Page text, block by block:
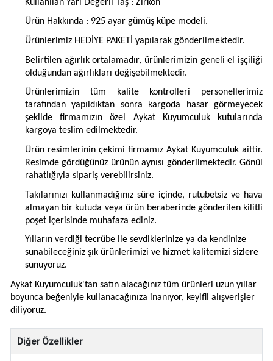
Kullanılan Yarı Değerli Taş : Zirkon
Ürün Hakkında : 925 ayar gümüş küpe modeli.
Ürünlerimiz HEDİYE PAKETİ yapılarak gönderilmektedir.
Belirtilen ağırlık ortalamadır, ürünlerimizin geneli el işçiliği
olduğundan ağırlıkları değişebilmektedir.
Ürünlerimizin tüm kalite kontrolleri personellerimiz
tarafından yapıldıktan sonra kargoda hasar görmeyecek
şekilde firmamızın özel Aykat Kuyumculuk kutularında
kargoya teslim edilmektedir.
Ürün resimlerinin çekimi firmamız Aykat Kuyumculuk aittir.
Resimde gördüğünüz ürünün aynısı gönderilmektedir. Gönül
rahatlığıyla sipariş verebilirsiniz.
Takılarınızı kullanmadığınız süre içinde, rutubetsiz ve hava
almayan bir kutuda veya ürün beraberinde gönderilen kilitli
poşet içerisinde muhafaza ediniz.
Yılların verdiği tecrübe ile sevdiklerinize ya da kendinize
sunabileceğiniz şık ürünlerimizi ve hizmet kalitemizi sizlere
sunuyoruz.
Aykat Kuyumculuk'tan satın alacağınız tüm ürünleri uzun yıllar
boyunca beğeniyle kullanacağınıza inanıyor, keyifli alışverişler
diliyoruz.
Diğer Özellikler